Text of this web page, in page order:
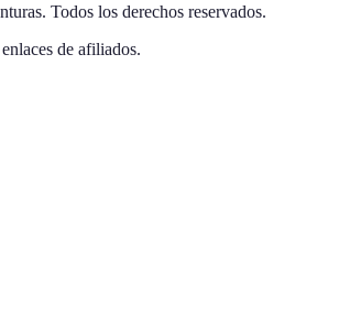
. Todos los derechos reservados.
de afiliados.